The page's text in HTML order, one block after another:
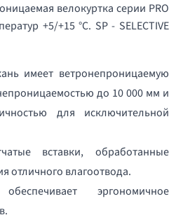
велокуртка серии PRO
+5/+15 °C. SP - SELECTIVE
имеет ветронепроницаемую
до 10 000 мм и
для исключительной
вставки, обработанные
отличного влагоотвода.
эргономичное